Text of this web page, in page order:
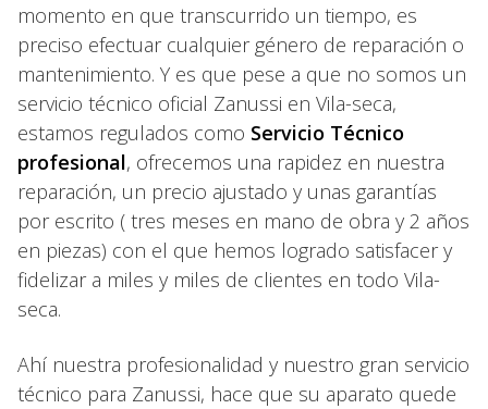
momento en que transcurrido un tiempo, es
preciso efectuar cualquier género de reparación o
mantenimiento. Y es que pese a que no somos un
servicio técnico oficial Zanussi en Vila-seca,
estamos regulados como Servicio Técnico
profesional, ofrecemos una rapidez en nuestra
reparación, un precio ajustado y unas garantías
por escrito ( tres meses en mano de obra y 2 años
en piezas) con el que hemos logrado satisfacer y
fidelizar a miles y miles de clientes en todo Vila-
seca.
Ahí nuestra profesionalidad y nuestro gran servicio
técnico para Zanussi, hace que su aparato quede